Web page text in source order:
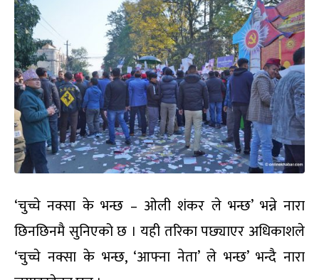
‘चुच्चे नक्सा के भन्छ – ओली शंकर ले भन्छ’ भन्ने नारा
छिनछिनमै सुनिएको छ । यही तरिका पछ्याएर अधिकाशले
‘चुच्चे नक्सा के भन्छ, ‘आफ्ना नेता’ ले भन्छ’ भन्दै नारा